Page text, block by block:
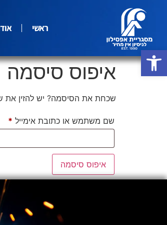
ראשי
איפוס סיסמה
שכחת את הסיסמה? יש להזין את
שם משתמש או כתובת אימייל *
איפוס סיסמה
פתח סרגל נגישות